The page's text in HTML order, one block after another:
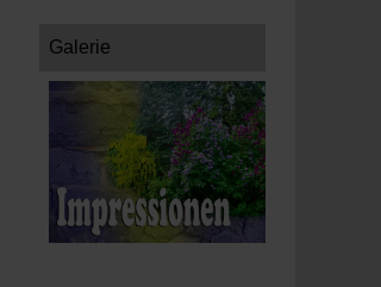
Galerie